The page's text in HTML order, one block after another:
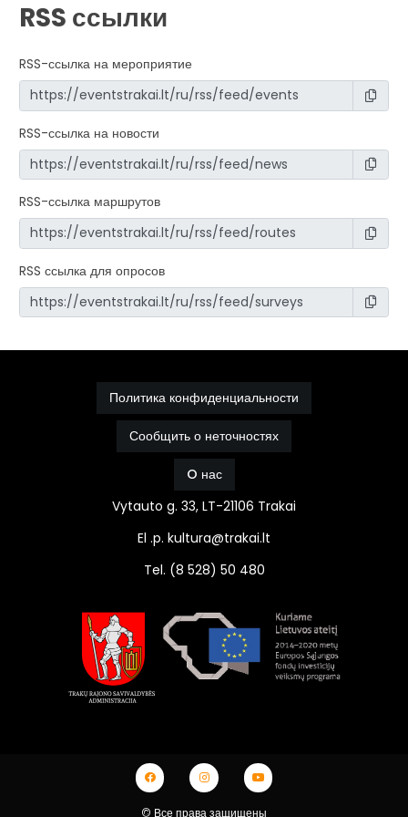
RSS ссылки
RSS-ссылка на мероприятие
RSS-ссылка на новости
RSS-ссылка маршрутов
RSS ссылка для опросов
Политика конфиденциальности
Сообщить о неточностях
O нас
Vytauto g. 33, LT-21106 Trakai
El .p. kultura@trakai.lt
Tel. (8 528) 50 480
© Все права защищены